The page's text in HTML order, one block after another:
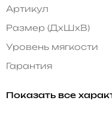
Артикул
Размер (ДхШхВ)
Уровень мягкости
Гарантия
Показать все